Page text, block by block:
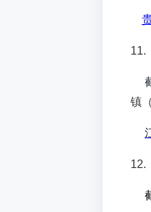
11.
截
镇
12.
截